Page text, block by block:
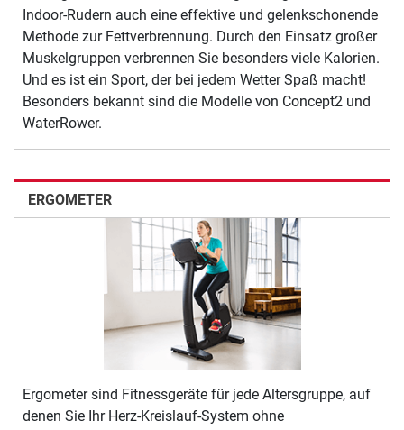
Indoor-Rudern auch eine effektive und gelenkschonende
Methode zur Fettverbrennung. Durch den Einsatz großer
Muskelgruppen verbrennen Sie besonders viele Kalorien.
Und es ist ein Sport, der bei jedem Wetter Spaß macht!
Besonders bekannt sind die Modelle von Concept2 und
WaterRower.
ERGOMETER
Ergometer sind Fitnessgeräte für jede Altersgruppe, auf
denen Sie Ihr Herz-Kreislauf-System ohne